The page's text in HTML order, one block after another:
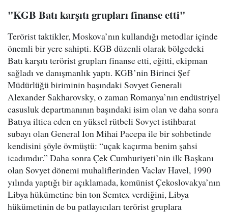
"KGB Batı karşıtı grupları finanse etti"
Terörist taktikler, Moskova’nın kullandığı metodlar içinde
önemli bir yere sahipti. KGB düzenli olarak bölgedeki
Batı karşıtı terörist grupları finanse etti, eğitti, ekipman
sağladı ve danışmanlık yaptı. KGB’nin Birinci Şef
Müdürlüğü biriminin başındaki Sovyet Generali
Alexander Sakharovsky, o zaman Romanya’nın endüstriyel
casusluk departmanının başındaki isim olan ve daha sonra
Batıya iltica eden en yüksel rütbeli Sovyet istihbarat
subayı olan General Ion Mihai Pacepa ile bir sohbetinde
kendisini şöyle övmüştü: “uçak kaçırma benim şahsi
icadımdır.” Daha sonra Çek Cumhuriyeti’nin ilk Başkanı
olan Sovyet dönemi muhaliflerinden Vaclav Havel, 1990
yılında yaptığı bir açıklamada, komünist Çekoslovakya’nın
Libya hükümetine bin ton Semtex verdiğini, Libya
hükümetinin de bu patlayıcıları terörist gruplara